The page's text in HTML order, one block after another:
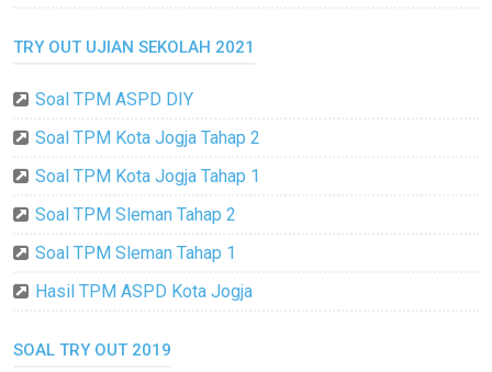
TRY OUT UJIAN SEKOLAH 2021
Soal TPM ASPD DIY
Soal TPM Kota Jogja Tahap 2
Soal TPM Kota Jogja Tahap 1
Soal TPM Sleman Tahap 2
Soal TPM Sleman Tahap 1
Hasil TPM ASPD Kota Jogja
SOAL TRY OUT 2019